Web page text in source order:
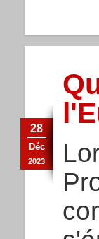
28
Déc
2023